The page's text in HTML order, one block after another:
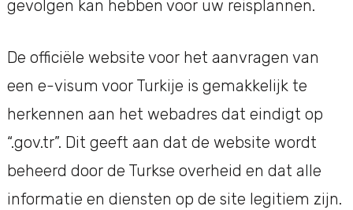
gevolgen kan hebben voor uw reisplannen.
De officiële website voor het aanvragen van
een e-visum voor Turkije is gemakkelijk te
herkennen aan het webadres dat eindigt op
“.gov.tr”. Dit geeft aan dat de website wordt
beheerd door de Turkse overheid en dat alle
informatie en diensten op de site legitiem zijn.